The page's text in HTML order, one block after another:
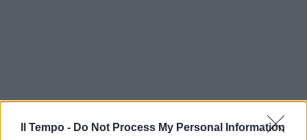
Il Tempo - Do Not Process My Personal Information